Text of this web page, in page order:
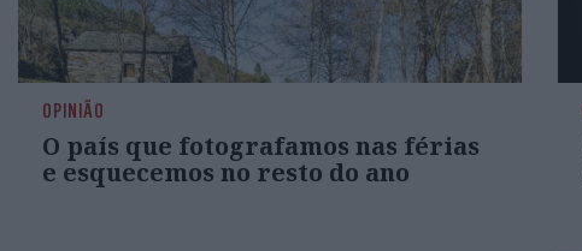
OPINIÃO
O país que fotografamos nas férias
e esquecemos no resto do ano